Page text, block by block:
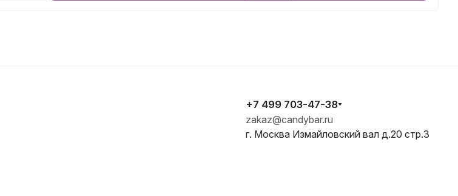
+7 499 703-47-38
zakaz@candybar.ru
г. Москва Измайловский вал д.20 стр.3